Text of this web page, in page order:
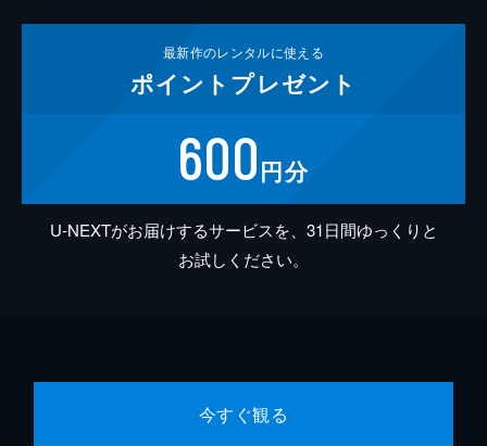
最新作のレンタルに使える
ポイント プレゼント
600円分
U-NEXTがお届けするサービスを、31日間ゆっくりと
お試しください。
今すぐ観る